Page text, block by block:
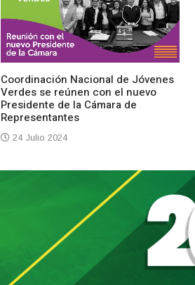
Coordinación Nacional de Jóvenes
Verdes se reúnen con el nuevo
Presidente de la Cámara de
Representantes
24 Julio 2024